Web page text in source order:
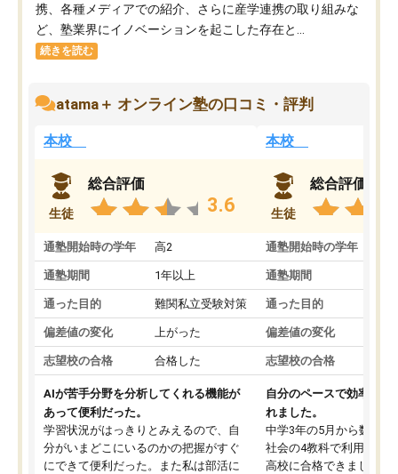
携、各種メディアでの紹介、さらに産学連携の取り組みな
ど、塾業界にイノベーションを起こした存在と...
続きを読む
atama＋ オンライン塾の口コミ・評判
本校
生徒
総合評価
3.6
通塾開始時の学年 高2
通塾期間 1年以上
通った目的 難関私立受験対策
偏差値の変化 上がった
志望校の合格 合格した
AIが苦手分野を分析してくれる機能が
あって便利だった。
学習状況がはっきりとみえるので、自
分がいまどこにいるのかの把握がすぐ
にできて便利だった。また私は部活に
本校
生徒
総合評価
通塾開始時の学年
通塾期間
通った目的
偏差値の変化
志望校の合格
自分のペースで効率よく
れました。
中学3年の5月から数学・
社会の4教科で利用し、
高校に合格できました。